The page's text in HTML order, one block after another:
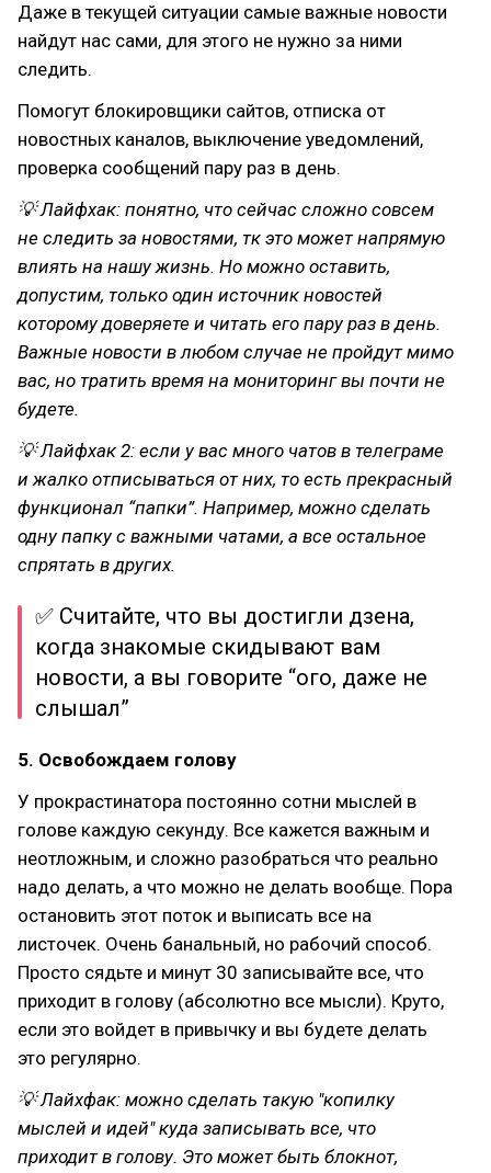
Даже в текущей ситуации самые важные новости
найдут нас сами, для этого не нужно за ними
следить.
Помогут блокировщики сайтов, отписка от
новостных каналов, выключение уведомлений,
проверка сообщений пару раз в день.
💡 Лайфхак: понятно, что сейчас сложно совсем
не следить за новостями, тк это может напрямую
влиять на нашу жизнь. Но можно оставить,
допустим, только один источник новостей
которому доверяете и читать его пару раз в день.
Важные новости в любом случае не пройдут мимо
вас, но тратить время на мониторинг вы почти не
будете.
💡 Лайфхак 2: если у вас много чатов в телеграме
и жалко отписываться от них, то есть прекрасный
функционал “папки”. Например, можно сделать
одну папку с важными чатами, а все остальное
спрятать в других.
✅ Считайте, что вы достигли дзена,
когда знакомые скидывают вам
новости, а вы говорите “ого, даже не
слышал”
5. Освобождаем голову
У прокрастинатора постоянно сотни мыслей в
голове каждую секунду. Все кажется важным и
неотложным, и сложно разобраться что реально
надо делать, а что можно не делать вообще. Пора
остановить этот поток и выписать все на
листочек. Очень банальный, но рабочий способ.
Просто сядьте и минут 30 записывайте все, что
приходит в голову (абсолютно все мысли). Круто,
если это войдет в привычку и вы будете делать
это регулярно.
💡 Лайхфак: можно сделать такую "копилку
мыслей и идей" куда записывать все, что
приходит в голову. Это может быть блокнот,